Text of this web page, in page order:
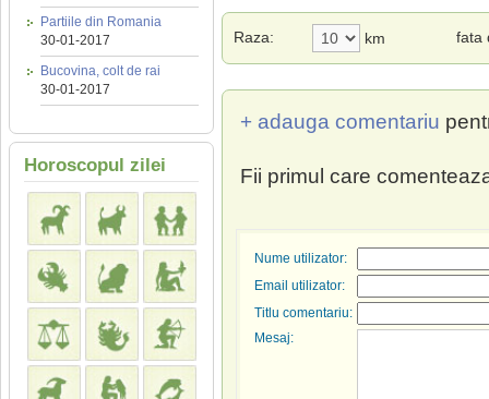
Partiile din Romania
30-01-2017
Bucovina, colt de rai
30-01-2017
Horoscopul zilei
Raza: km fata
+ adauga comentariu
Fii primul care
Nume utilizator:
Email utilizator:
Titlu comentariu:
Mesaj: